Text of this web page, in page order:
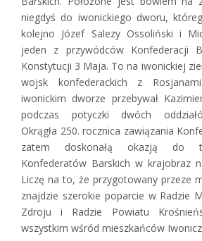
niegdyś do iwonickiego dworu,
kolejno Józef Salezy Ossoliński i
jeden z przywódców Konfederacji
Konstytucji 3 Maja. To na iwonickiej
wojsk konfederackich z
iwonickim dworze przebywał
podczas potyczki dwóch
Okrągła 250. rocznica zawiązania
zatem doskonałą okazją do
Konfederatów Barskich w krajobraz
Liczę na to, że przygotowany przeze
znajdzie szerokie poparcie w Radzie
Zdroju i Radzie Powiatu
wszystkim wśród mieszkańców